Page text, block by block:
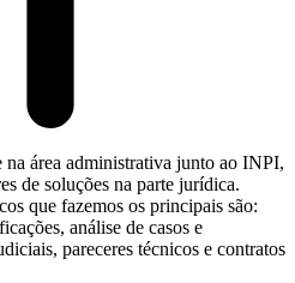
na área administrativa junto ao INPI,
de soluções na parte jurídica.
que fazemos os principais são:
análise de casos e
pareceres técnicos e contratos